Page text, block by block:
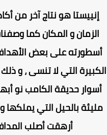
هو نتاج آخر من
و المكان كما
على بعض الأهداف
حديقة الكامب نو
بالحيل التي يملكها و
أرهقت أصلب